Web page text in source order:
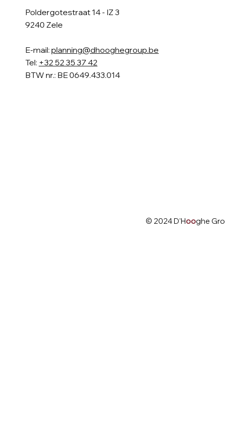
Poldergotestraat 14 - IZ 3
9240 Zele
E-mail: planning@dhooghegroup.be
Tel: +32 52 35 37 42
BTW nr.: BE 0649.433.014
© 2024D'Hooghe